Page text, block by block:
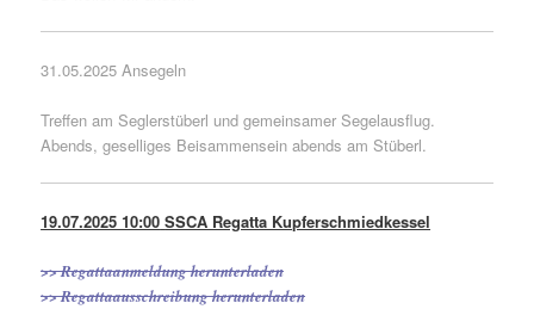
31.05.2025 Ansegeln
Treffen am Seglerstüberl und gemeinsamer Segelausflug.
Abends, geselliges Beisammensein abends am Stüberl.
19.07.2025 10:00 SSCA Regatta Kupferschmiedkessel
>> Regattaanmeldung herunterladen
>> Regattaausschreibung herunterladen